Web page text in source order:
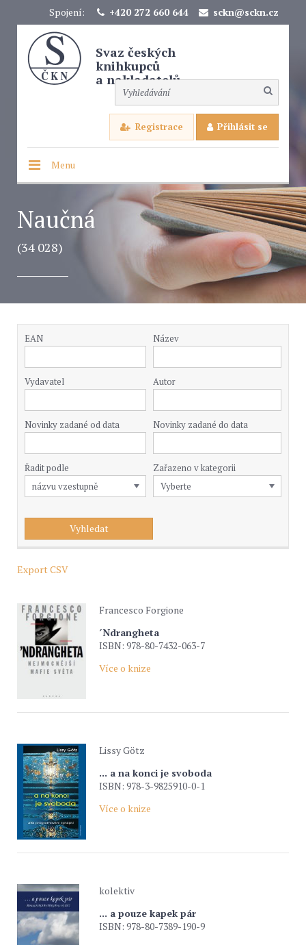
Spojení: +420 272 660 644 sckn@sckn.cz
Svaz českých
knihkupců
a nakladatelů
Registrace Přihlásit se
Menu
Naučná
(34 028)
EAN Název
Vydavatel Autor
Novinky zadané od data Novinky zadané do data
Řadit podle Zařazeno v kategorii
Export CSV
Francesco Forgione
´Ndrangheta
ISBN: 978-80-7432-063-7
Více o knize
Lissy Götz
... a na konci je svoboda
ISBN: 978-3-9825910-0-1
Více o knize
kolektiv
... a pouze kapek pár
ISBN: 978-80-7389-190-9